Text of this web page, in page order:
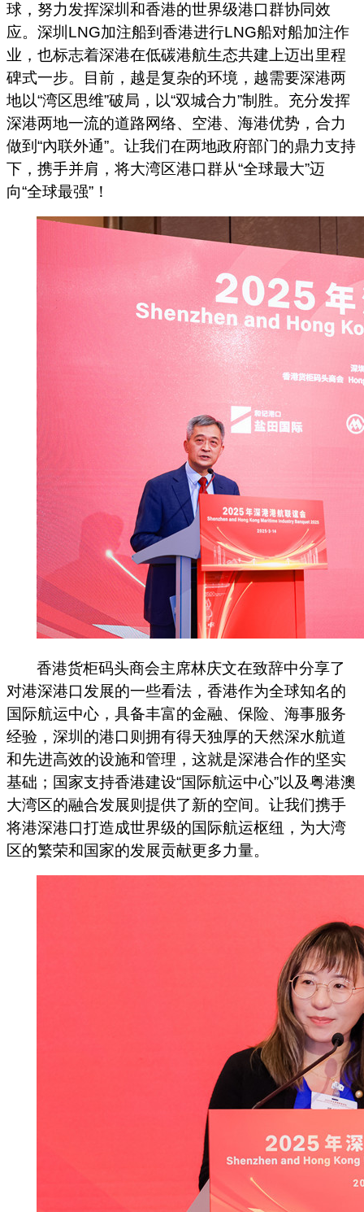
球，努力发挥深圳和香港的世界级港口群协同效
应。深圳LNG加注船到香港进行LNG船对船加注作
业，也标志着深港在低碳港航生态共建上迈出里程
碑式一步。目前，越是复杂的环境，越需要深港两
地以“湾区思维”破局，以“双城合力”制胜。充分发挥
深港两地一流的道路网络、空港、海港优势，合力
做到“內联外通”。让我们在两地政府部门的鼎力支持
下，携手并肩，将大湾区港口群从“全球最大”迈
向“全球最强”！
香港货柜码头商会主席林庆文在致辞中分享了
对港深港口发展的一些看法，香港作为全球知名的
国际航运中心，具备丰富的金融、保险、海事服务
经验，深圳的港口则拥有得天独厚的天然深水航道
和先进高效的设施和管理，这就是深港合作的坚实
基础；国家支持香港建设“国际航运中心”以及粤港澳
大湾区的融合发展则提供了新的空间。让我们携手
将港深港口打造成世界级的国际航运枢纽，为大湾
区的繁荣和国家的发展贡献更多力量。